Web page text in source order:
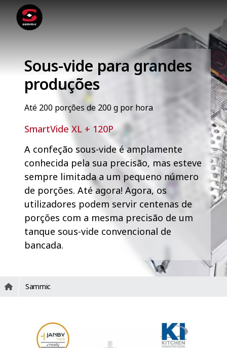
Sous-vide para grandes
produções
Até 200 porções de 200 g por hora
SmartVide XL + 120P
A confeção sous-vide é amplamente
conhecida pela sua precisão, mas esteve
sempre limitada a um pequeno número
de porções. Até agora! Agora, os
utilizadores podem servir centenas de
porções com a mesma precisão de um
tanque sous-vide convencional de
bancada.
Sammic